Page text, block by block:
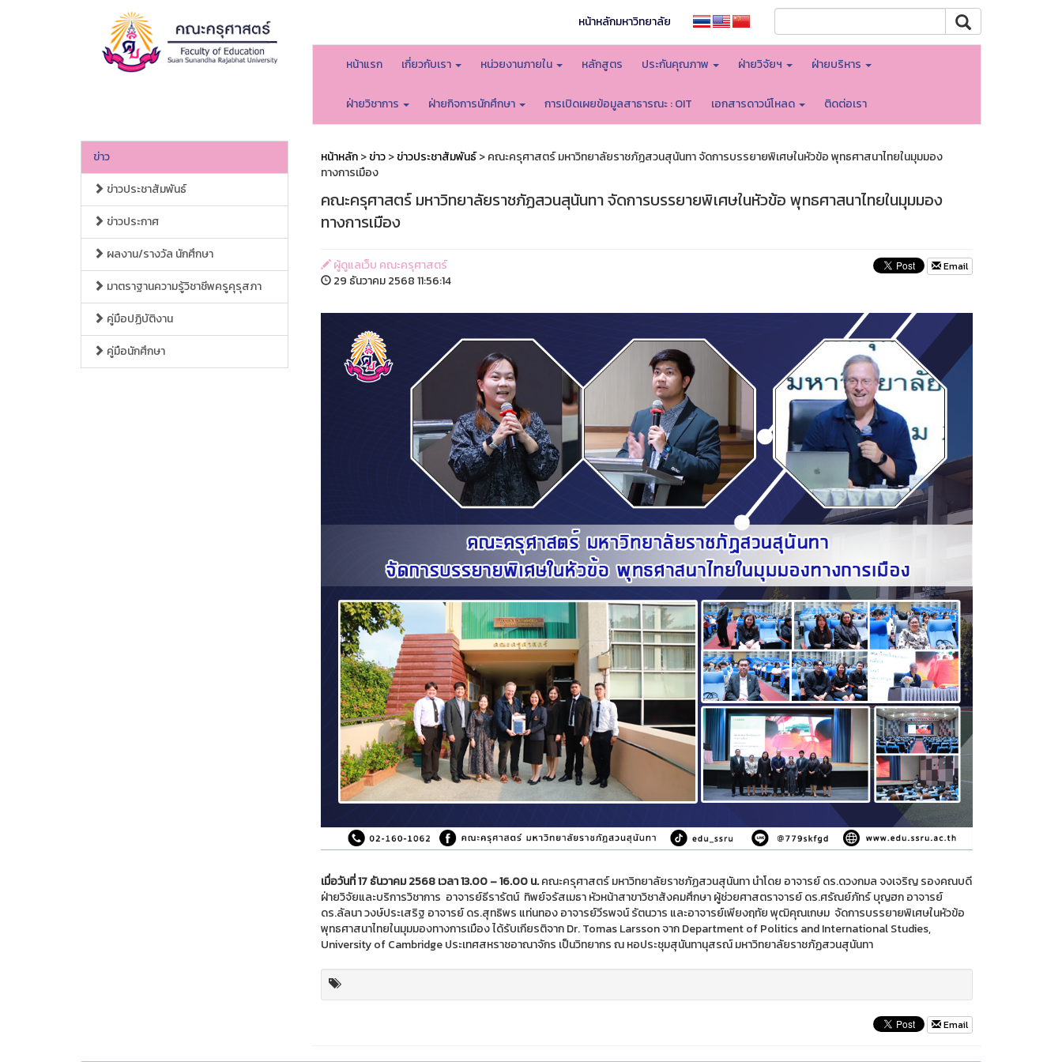
หน้าหลักมหาวิทยาลัย
หน้าแรก เกี่ยวกับเรา หน่วยงานภายใน หลักสูตร ประกันคุณภาพ ฝ่ายวิจัยฯ ฝ่ายบริหาร
ฝ่ายวิชาการ ฝ่ายกิจการนักศึกษา การเปิดเผยข้อมูลสาธารณะ : OIT เอกสารดาวน์โหลด ติดต่อเรา
ข่าว
ข่าวประชาสัมพันธ์
ข่าวประกาศ
ผลงาน/รางวัล นักศึกษา
มาตราฐานความรู้วิชาชีพครูคุรุสภา
คู่มือปฏิบัติงาน
คู่มือนักศึกษา
หน้าหลัก>ข่าว>ข่าวประชาสัมพันธ์> คณะครุศาสตร์ มหาวิทยาลัยราชภัฏสวนสุนันทา จัดการบรรยายพิเศษในหัวข้อ พุทธศาสนาไทยในมุมมอง
ทางการเมือง
คณะครุศาสตร์ มหาวิทยาลัยราชภัฏสวนสุนันทา จัดการบรรยายพิเศษในหัวข้อ พุทธศาสนาไทยในมุมมอง
ทางการเมือง
ผู้ดูแลเว็บ คณะครุศาสตร์
29 ธันวาคม 2568 11:56:14
Email
เมื่อวันที่ 17 ธันวาคม 2568 เวลา 13.00 – 16.00 น.คณะครุศาสตร์ มหาวิทยาลัยราชภัฏสวนสุนันทา นำโดย อาจารย์ ดร.ดวงกมล จงเจริญ รองคณบดี
ฝ่ายวิจัยและบริการวิชาการ อาจารย์ธีรารัตน์ ทิพย์จรัสเมธา หัวหน้าสาขาวิชาสังคมศึกษา ผู้ช่วยศาสตราจารย์ ดร.ศรัณย์ภัทร์ บุญฮก อาจารย์
ดร.ลัลนา วงษ์ประเสริฐ อาจารย์ ดร.สุทธิพร แท่นทอง อาจารย์วีรพจน์ รัตนวาร และอาจารย์เพียงฤทัย พุฒิคุณเกษม จัดการบรรยายพิเศษในหัวข้อ
พุทธศาสนาไทยในมุมมองทางการเมือง ได้รับเกียรติจาก Dr. Tomas Larsson จาก Department of Politics and International Studies,
University of Cambridge ประเทศสหราชอาณาจักร เป็นวิทยากร ณ หอประชุมสุนันทานุสรณ์ มหาวิทยาลัยราชภัฏสวนสุนันทา
Email